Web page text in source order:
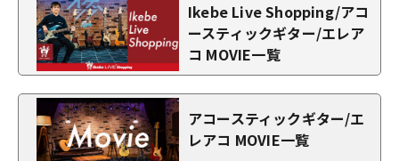
Ikebe Live Shopping/アコ
ースティックギター/エレア
コ MOVIE一覧
アコースティックギター/エ
レアコ MOVIE一覧